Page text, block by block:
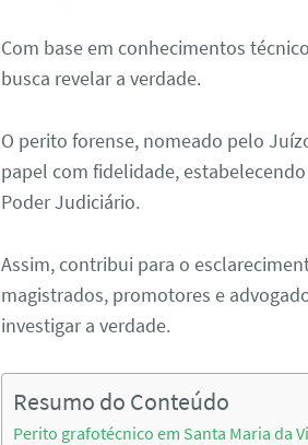
Com base em conhecimentos
busca revelar a verdade.
O perito forense, nomeado pelo
papel com fidelidade,
Poder Judiciário.
Assim, contribui para o
magistrados, promotores e
investigar a verdade.
Resumo do Conteúdo
Perito grafotécnico em Santa Maria da